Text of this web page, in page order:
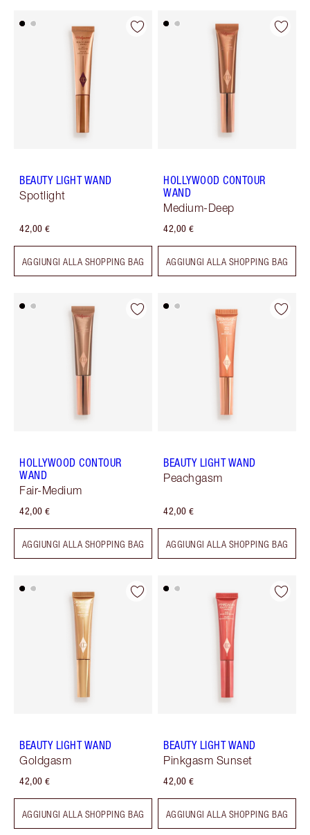
BEAUTY LIGHT WAND
Spotlight
42,00 €
AGGIUNGI ALLA SHOPPING BAG
HOLLYWOOD CONTOUR
WAND
Medium-Deep
42,00 €
AGGIUNGI ALLA SHOPPING BAG
HOLLYWOOD CONTOUR
WAND
Fair-Medium
42,00 €
AGGIUNGI ALLA SHOPPING BAG
BEAUTY LIGHT WAND
Peachgasm
42,00 €
AGGIUNGI ALLA SHOPPING BAG
BEAUTY LIGHT WAND
Goldgasm
42,00 €
AGGIUNGI ALLA SHOPPING BAG
BEAUTY LIGHT WAND
Pinkgasm Sunset
42,00 €
AGGIUNGI ALLA SHOPPING BAG